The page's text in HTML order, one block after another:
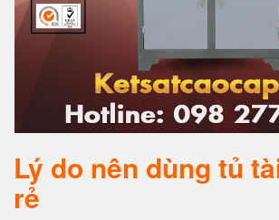
Lý do nên dùng tủ
rẻ